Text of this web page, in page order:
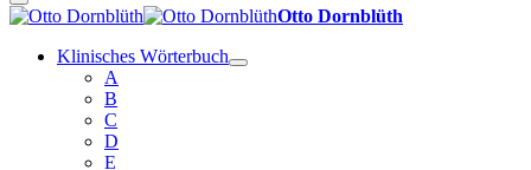
Otto Dornblüth
Klinisches Wörterbuch
A
B
C
D
E